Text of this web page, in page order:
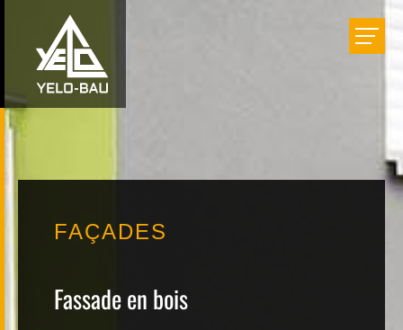
Entreprise
FAÇADES
Fassade en bois